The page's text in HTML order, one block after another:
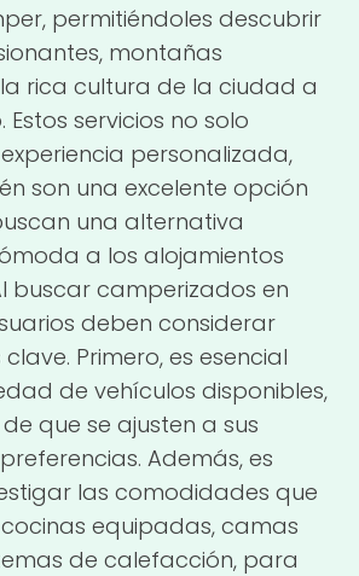
permitiéndoles descubrir
montañas
rica cultura de la ciudad a
servicios no solo
personalizada,
son una excelente opción
una alternativa
a los alojamientos
buscar camperizados en
deben considerar
Primero, es esencial
de vehículos disponibles,
que se ajusten a sus
Además, es
las comodidades que
equipadas, camas
de calefacción, para